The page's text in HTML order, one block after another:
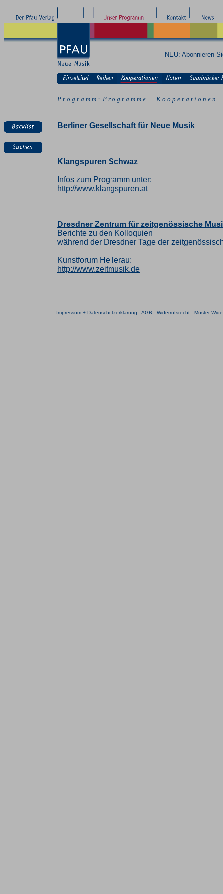
NEU: Abonnieren
P r o g r a m m : P r o g r a m m e + K o o p e r a t i o n e n
Berliner Gesellschaft für Neue Musik
Klangspuren Schwaz
Infos zum Programm unter:
http://www.klangspuren.at
Dresdner Zentrum für zeitgenössische
Berichte zu den Kolloquien
während der Dresdner Tage der
Kunstforum Hellerau:
http://www.zeitmusik.de
Impressum + Datenschutzerklärung -AGB - Widerrufsrecht - Muster-